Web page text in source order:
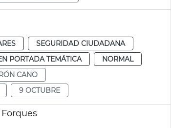
SEGURIDAD CIUDADANA
PORTADA TEMÁTICA
NORMAL
CANO
9 OCTUBRE